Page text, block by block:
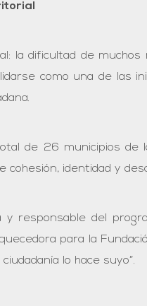
la dificultad de
como una de las
de 26 municipios de
identidad y
y responsable del
para la
lo hace suyo”.